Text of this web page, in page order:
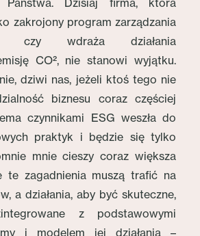
Państwa. Dzisiaj firma, która
zakrojony program zarządzania
czy wdraża działania
CO², nie stanowi wyjątku.
dziwi nas, jeżeli ktoś tego nie
biznesu coraz częściej
czynnikami ESG weszła do
praktyk i będzie się tylko
mnie cieszy coraz większa
te zagadnienia muszą trafić na
a działania, aby być skuteczne,
z podstawowymi
i modelem jej działania –